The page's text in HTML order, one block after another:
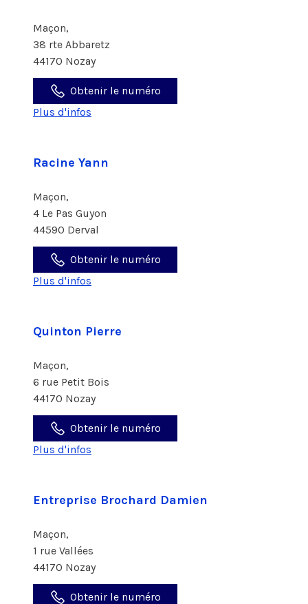
Maçon,
38 rte Abbaretz
44170 Nozay
Obtenir le numéro
Plus d'infos
Racine Yann
Maçon,
4 Le Pas Guyon
44590 Derval
Obtenir le numéro
Plus d'infos
Quinton Pierre
Maçon,
6 rue Petit Bois
44170 Nozay
Obtenir le numéro
Plus d'infos
Entreprise Brochard Damien
Maçon,
1 rue Vallées
44170 Nozay
Obtenir le numéro